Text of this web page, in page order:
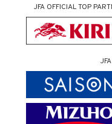
JFA OFFICIAL TOP